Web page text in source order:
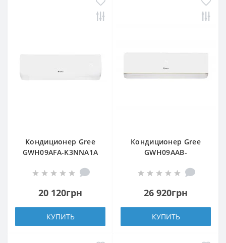
Кондиционер Gree
GWH09AFA-K3NNA1A
20 120грн
КУПИТЬ
Кондиционер Gree
GWH09AAB-
26 920грн
КУПИТЬ